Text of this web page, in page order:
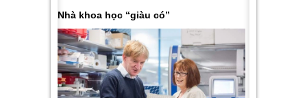
Nhà khoa học “giàu có”